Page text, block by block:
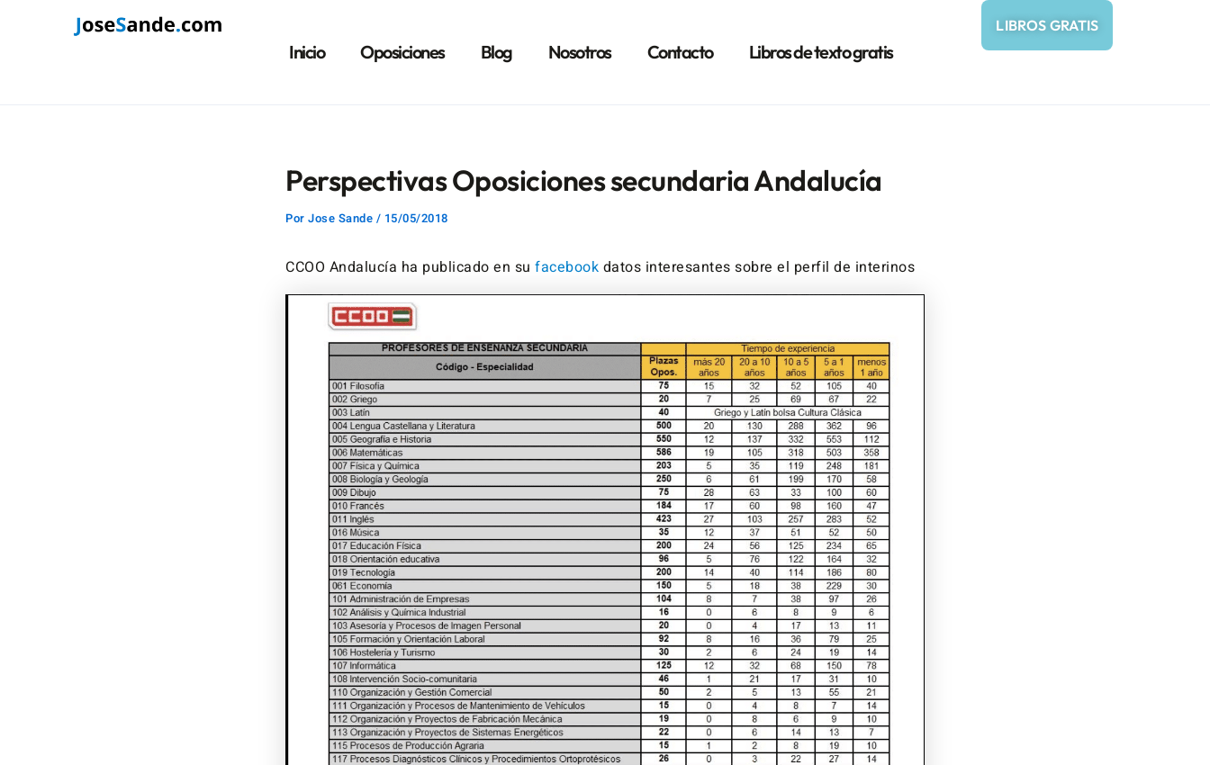
Inicio Oposiciones Blog Nosotros Contacto Libros de texto gratis
LIBROS GRATIS
Perspectivas Oposiciones secundaria Andalucía
Por Jose Sande / 15/05/2018
CCOO Andalucía ha publicado en su facebook datos interesantes sobre el perfil de interinos
entradas